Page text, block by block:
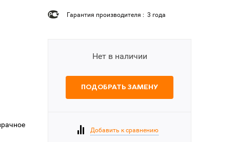
Гарантия производителя : 3 года
Нет в наличии
ПОДОБРАТЬ ЗАМЕНУ
Добавить к сравнению